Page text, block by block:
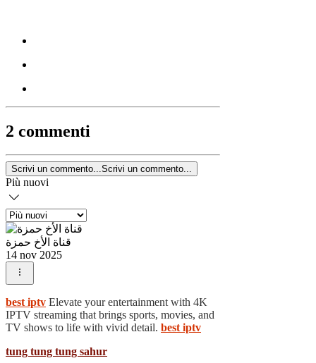
2 commenti
Scrivi un commento...Scrivi un commento...
Più nuovi
قناة الأخ حمزة
14 nov 2025
best iptv Elevate your entertainment with 4K
IPTV streaming that brings sports, movies, and
TV shows to life with vivid detail. best iptv
tung tung tung sahur